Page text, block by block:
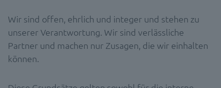
Wir sind offen, ehrlich und integer und stehen zu
unserer Verantwortung. Wir sind verlässliche
Partner und machen nur Zusagen, die wir einhalten
können.